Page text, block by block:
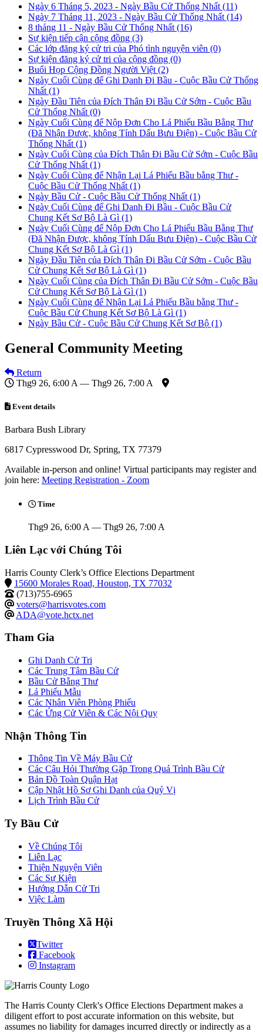
Ngày 6 Tháng 5, 2023 - Ngày Bầu Cử Thống Nhất (11)
Ngày 7 Tháng 11, 2023 - Ngày Bầu Cử Thống Nhất (14)
8 tháng 11 - Ngày Bầu Cử Thống Nhất (16)
Sự kiện tiếp cận cộng đồng (3)
Các lớp đăng ký cử tri của Phó tình nguyện viên (0)
Sự kiện đăng ký cử tri của cộng đồng (0)
Buổi Họp Cộng Đồng Người Việt (2)
Ngày Cuối Cùng để Ghi Danh Đi Bầu - Cuộc Bầu Cử Thống
Nhất (1)
Ngày Đầu Tiên của Đích Thân Đi Bầu Cử Sớm - Cuộc Bầu
Cử Thống Nhất (0)
Ngày Cuối Cùng để Nộp Đơn Cho Lá Phiếu Bầu Bằng Thư
(Đã Nhận Được, không Tính Dấu Bưu Điện) - Cuộc Bầu Cử
Thống Nhất (1)
Ngày Cuối Cùng của Đích Thân Đi Bầu Cử Sớm - Cuộc Bầu
Cử Thống Nhất (1)
Ngày Cuối Cùng để Nhận Lại Lá Phiếu Bầu bằng Thư -
Cuộc Bầu Cử Thống Nhất (1)
Ngày Bầu Cử - Cuộc Bầu Cử Thống Nhất (1)
Ngày Cuối Cùng để Ghi Danh Đi Bầu - Cuộc Bầu Cử
Chung Kết Sơ Bộ Là Gì (1)
Ngày Cuối Cùng để Nộp Đơn Cho Lá Phiếu Bầu Bằng Thư
(Đã Nhận Được, không Tính Dấu Bưu Điện) - Cuộc Bầu Cử
Chung Kết Sơ Bộ Là Gì (1)
Ngày Đầu Tiên của Đích Thân Đi Bầu Cử Sớm - Cuộc Bầu
Cử Chung Kết Sơ Bộ Là Gì (1)
Ngày Cuối Cùng của Đích Thân Đi Bầu Cử Sớm - Cuộc Bầu
Cử Chung Kết Sơ Bộ Là Gì (1)
Ngày Cuối Cùng để Nhận Lại Lá Phiếu Bầu bằng Thư -
Cuộc Bầu Cử Chung Kết Sơ Bộ Là Gì (1)
Ngày Bầu Cử - Cuộc Bầu Cử Chung Kết Sơ Bộ (1)
General Community Meeting
Return
Thg9 26, 6:00 A — Thg9 26, 7:00 A
Event details
Barbara Bush Library
6817 Cypresswood Dr, Spring, TX 77379
Available in-person and online! Virtual participants may register and
join here: Meeting Registration - Zoom
Time
Thg9 26, 6:00 A — Thg9 26, 7:00 A
Liên Lạc với Chúng Tôi
Harris County Clerk’s Office Elections Department
15600 Morales Road, Houston, TX 77032
(713)755-6965
voters@harrisvotes.com
ADA@vote.hctx.net
Tham Gia
Ghi Danh Cử Tri
Các Trung Tâm Bầu Cử
Bầu Cử Bằng Thư
Lá Phiếu Mẫu
Các Nhân Viên Phòng Phiếu
Các Ứng Cử Viên & Các Nội Quy
Nhận Thông Tin
Thông Tin Về Máy Bầu Cử
Các Câu Hỏi Thường Gặp Trong Quá Trình Bầu Cử
Bản Đồ Toàn Quận Hạt
Cập Nhật Hồ Sơ Ghi Danh của Quý Vị
Lịch Trình Bầu Cử
Ty Bầu Cử
Về Chúng Tôi
Liên Lạc
Thiện Nguyện Viên
Các Sự Kiện
Hướng Dẫn Cử Tri
Việc Làm
Truyền Thông Xã Hội
Twitter
Facebook
Instagram
The Harris County Clerk's Office Elections Department makes a
diligent effort to post accurate information on this website, but
assumes no liability for damages incurred directly or indirectly as a